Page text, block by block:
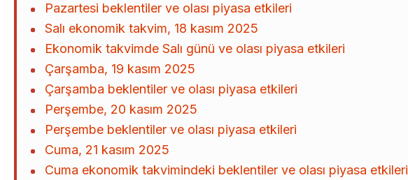
Pazartesi beklentiler ve olası piyasa etkileri
Salı ekonomik takvim, 18 kasım 2025
Ekonomik takvimde Salı günü ve olası piyasa etkileri
Çarşamba, 19 kasım 2025
Çarşamba beklentiler ve olası piyasa etkileri
Perşembe, 20 kasım 2025
Perşembe beklentiler ve olası piyasa etkileri
Cuma, 21 kasım 2025
Cuma ekonomik takvimindeki beklentiler ve olası piyasa etkileri